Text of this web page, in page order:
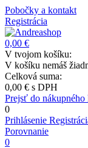
Pobočky a kontakt
Registrácia
0,00 €
V tvojom košíku:
V košíku nemáš
Celková suma:
0,00 € s DPH
Prejsť do nákupného
0
Prihlásenie
Porovnanie
0